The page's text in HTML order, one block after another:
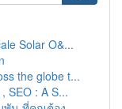
Solar O&...
the globe t...
SEO : A S...